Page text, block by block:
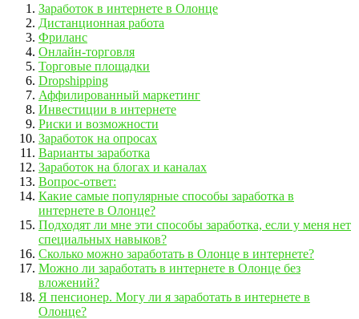
Заработок в интернете в Олонце
Дистанционная работа
Фриланс
Онлайн-торговля
Торговые площадки
Dropshipping
Аффилированный маркетинг
Инвестиции в интернете
Риски и возможности
Заработок на опросах
Варианты заработка
Заработок на блогах и каналах
Вопрос-ответ:
Какие самые популярные способы заработка в
интернете в Олонце?
Подходят ли мне эти способы заработка, если у меня нет
специальных навыков?
Сколько можно заработать в Олонце в интернете?
Можно ли заработать в интернете в Олонце без
вложений?
Я пенсионер. Могу ли я заработать в интернете в
Олонце?